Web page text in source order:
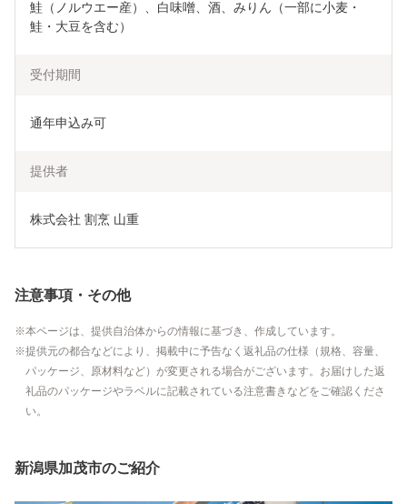
鮭（ノルウエー産）、白味噌、酒、みりん（一部に小麦・
鮭・大豆を含む）
受付期間
通年申込み可
提供者
株式会社 割烹 山重
注意事項・その他
本ページは、提供自治体からの情報に基づき、作成しています。
提供元の都合などにより、掲載中に予告なく返礼品の仕様（規格、容量、
パッケージ、原材料など）が変更される場合がございます。お届けした返
礼品のパッケージやラベルに記載されている注意書きなどをご確認くださ
い。
新潟県加茂市のご紹介